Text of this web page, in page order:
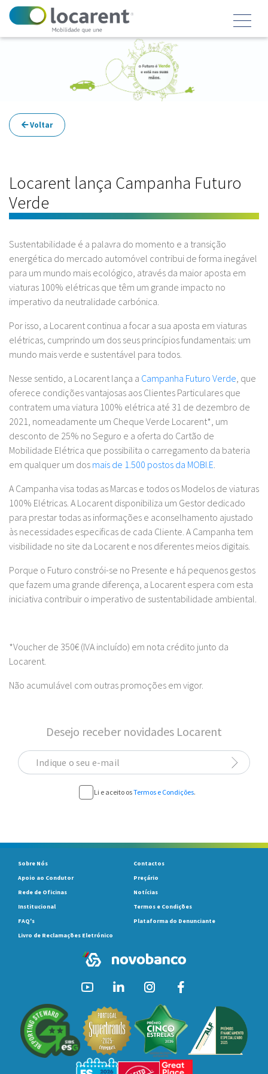
Voltar
Locarent lança Campanha Futuro
Verde
Sustentabilidade é a palavra do momento e a transição
energética do mercado automóvel contribui de forma inegável
para um mundo mais ecológico, através da maior aposta em
viaturas 100% elétricas que têm um grande impacto no
imperativo da neutralidade carbónica.
Por isso, a Locarent continua a focar a sua aposta em viaturas
elétricas, cumprindo um dos seus princípios fundamentais: um
mundo mais verde e sustentável para todos.
Nesse sentido, a Locarent lança a Campanha Futuro Verde, que
oferece condições vantajosas aos Clientes Particulares que
contratem uma viatura 100% elétrica até 31 de dezembro de
2021, nomeadamente um Cheque Verde Locarent*, um
desconto de 25% no Seguro e a oferta do Cartão de
Mobilidade Elétrica que possibilita o carregamento da bateria
em qualquer um dos mais de 1.500 postos da MOBI.E.
A Campanha visa todas as Marcas e todos os Modelos de viaturas
100% Elétricas. A Locarent disponibiliza um Gestor dedicado
para prestar todas as informações e aconselhamento ajustado
às necessidades especificas de cada Cliente. A Campanha tem
visibilidade no site da Locarent e nos diferentes meios digitais.
Porque o Futuro constrói-se no Presente e há pequenos gestos
que fazem uma grande diferença, a Locarent espera com esta
iniciativa contribuir o imperativo de sustentabilidade ambiental.
*Voucher de 350€ (IVA incluído) em nota crédito junto da
Locarent.
Não acumulável com outras promoções em vigor.
Desejo receber novidades Locarent
Indique o seu e-mail
Li e aceito osTermos e Condições.
Sobre Nós
Contactos
Apoio ao Condutor
Preçário
Rede de Oficinas
Notícias
Institucional
Termos e Condições
FAQ's
Plataforma do Denunciante
Livro de Reclamações Eletrónico